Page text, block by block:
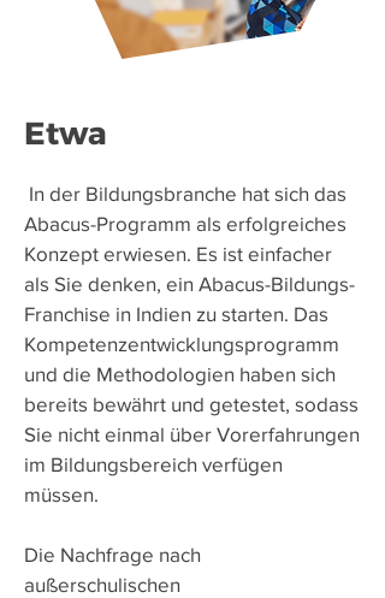
Etwa
In der Bildungsbranche hat sich das
Abacus-Programm als erfolgreiches
Konzept erwiesen. Es ist einfacher
als Sie denken, ein Abacus-Bildungs-
Franchise in Indien zu starten. Das
Kompetenzentwicklungsprogramm
und die Methodologien haben sich
bereits bewährt und getestet, sodass
Sie nicht einmal über Vorerfahrungen
im Bildungsbereich verfügen
müssen.
Die Nachfrage nach
außerschulischen